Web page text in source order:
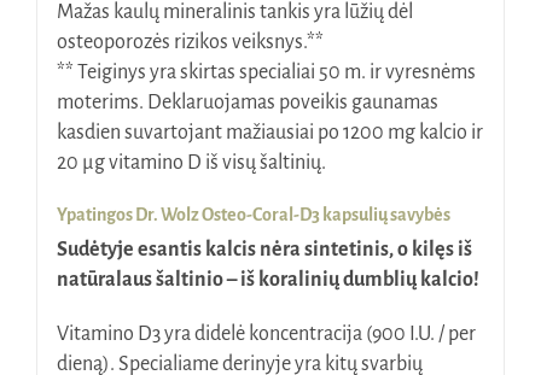
Mažas kaulų mineralinis tankis yra lūžių dėl
osteoporozės rizikos veiksnys.**
** Teiginys yra skirtas specialiai 50 m. ir vyresnėms
moterims. Deklaruojamas poveikis gaunamas
kasdien suvartojant mažiausiai po 1200 mg kalcio ir
20 µg vitamino D iš visų šaltinių.
Ypatingos Dr. Wolz Osteo-Coral-D3 kapsulių savybės
Sudėtyje esantis kalcis nėra sintetinis, o kilęs iš
natūralaus šaltinio – iš koralinių dumblių kalcio!
Vitamino D3 yra didelė koncentracija (900 I.U. / per
dieną). Specialiame derinyje yra kitų svarbių